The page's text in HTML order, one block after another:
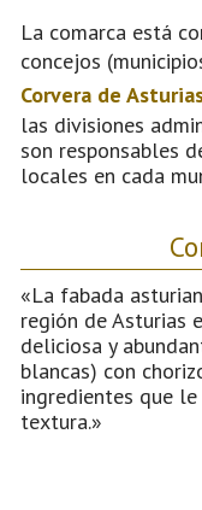
La comarca está
concejos
Corvera de
las divisiones
son responsables
locales en cada
«La fabada
región de Asturias
deliciosa y
blancas) con
ingredientes que
textura.»